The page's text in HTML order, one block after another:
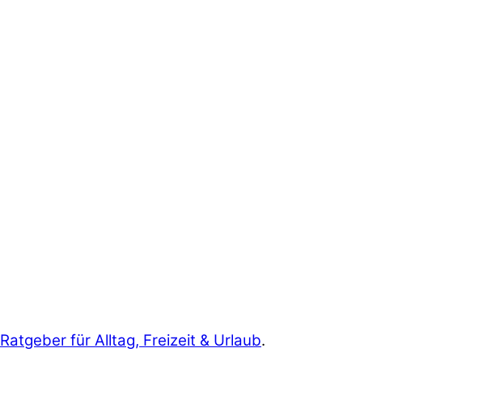
Ratgeber für Alltag, Freizeit & Urlaub.